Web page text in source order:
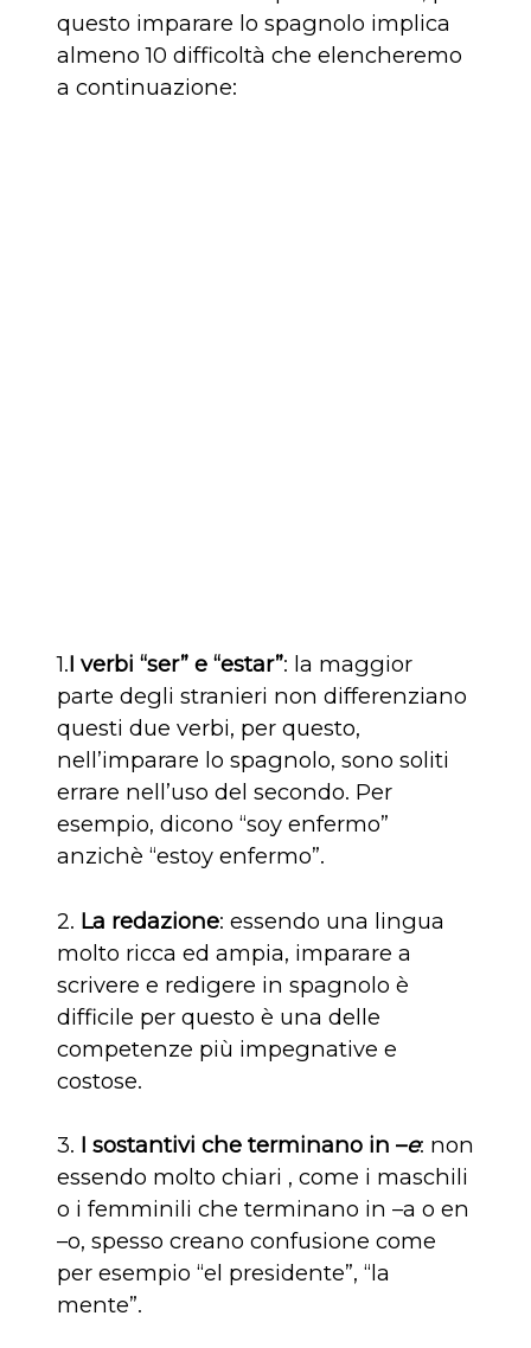
questo imparare lo spagnolo implica
almeno 10 difficoltà che elencheremo
a continuazione:
1.I verbi “ser” e “estar”: la maggior
parte degli stranieri non differenziano
questi due verbi, per questo,
nell’imparare lo spagnolo, sono soliti
errare nell’uso del secondo. Per
esempio, dicono “soy enfermo”
anzichè “estoy enfermo”.
2. La redazione: essendo una lingua
molto ricca ed ampia, imparare a
scrivere e redigere in spagnolo è
difficile per questo è una delle
competenze più impegnative e
costose.
3. I sostantivi che terminano in –e: non
essendo molto chiari , come i maschili
o i femminili che terminano in –a o en
–o, spesso creano confusione come
per esempio “el presidente”, “la
mente”.